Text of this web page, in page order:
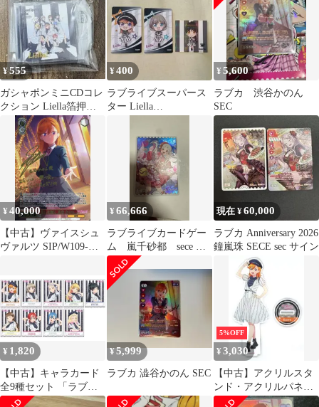
ズ オフィシャルカード
ゲーム 中古品(079)
¥555
ガシャポンミニCDコレ
クション Liella箔押し
Second Sparkle
¥400
ラブライブスーパース
ター Liella
¥5,600
ラブカ 渋谷かのん
SEC
¥40,000
【中古】ヴァイスシュ
ヴァルツ SIP/W109-
(伊達さゆり金箔押しサ
イン入り)
¥66,666
ラブライブカードゲー
ム 嵐千砂都 sece ラ
ブカ
現在 ¥60,000
ラブカ Anniversary 2026
鐘嵐珠 SECE sec サイン
¥ 1,820
【中古】キャラカード
全9種セット 「ラブラ
イブ!スーパースター!!
¥5,999
ラブカ 澁谷かのん SEC
5%OFF
¥3,030
【中古】アクリルスタ
ンド・アクリルパネル
澁谷かのん アクリルフ